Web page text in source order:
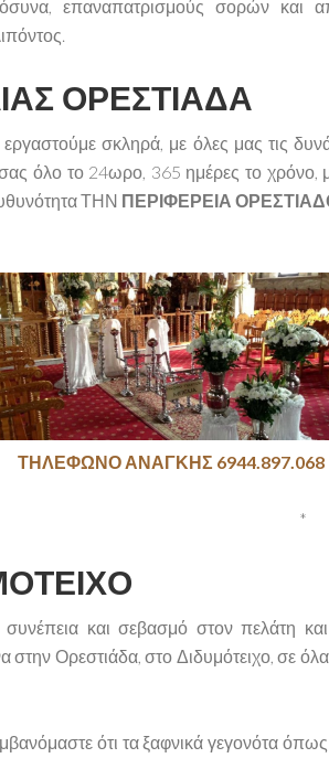
επαναπατρισμούς σορών και
ΟΡΕΣΤΙΑΔΑ
σκληρά, με όλες μας τις
όλο το 24ωρο, 365 ημέρες το
ΤΗΝ ΠΕΡΙΦΕΡΕΙΑ
ΤΗΛΕΦΩΝΟ ΑΝΑΓΚΗΣ 6944.897.068
συνέπεια και σεβασμό στον πελάτη
στην Ορεστιάδα, στο Διδυμότειχο,
ότι τα ξαφνικά γεγονότα